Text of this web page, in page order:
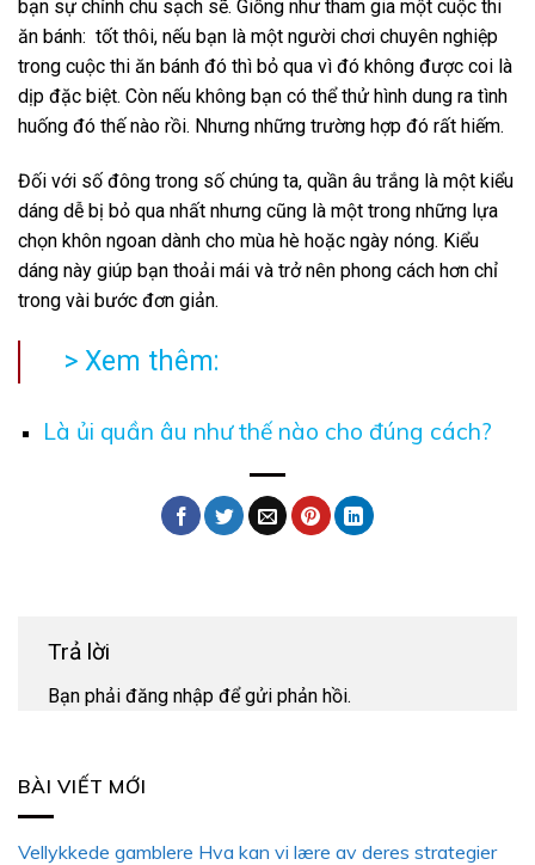
BÀI VIẾT MỚI
Vellykkede gamblere Hva kan vi lære av deres strategier
bạn sự chỉnh chu sạch sẽ. Giống như tham gia một cuộc thi
ăn bánh: tốt thôi, nếu bạn là một người chơi chuyên nghiệp
trong cuộc thi ăn bánh đó thì bỏ qua vì đó không được coi là
dịp đặc biệt. Còn nếu không bạn có thể thử hình dung ra tình
huống đó thế nào rồi. Nhưng những trường hợp đó rất hiếm.
Đối với số đông trong số chúng ta, quần âu trắng là một kiểu
dáng dễ bị bỏ qua nhất nhưng cũng là một trong những lựa
chọn khôn ngoan dành cho mùa hè hoặc ngày nóng. Kiểu
dáng này giúp bạn thoải mái và trở nên phong cách hơn chỉ
trong vài bước đơn giản.
> Xem thêm:
Là ủi quần âu như thế nào cho đúng cách?
Trả lời
Bạn phải đăng nhập để gửi phản hồi.